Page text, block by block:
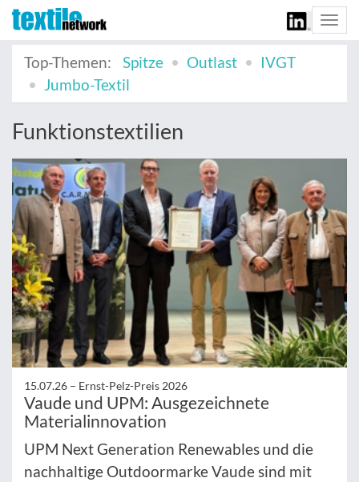
Top-Themen:
Spitze Outlast
IVGT
Jumbo-Textil
Funktionstextilien
15.07.26 – Ernst-Pelz-Preis 2026
Vaude und UPM: Ausgezeichnete
Materialinnovation
UPM Next Generation Renewables und die
nachhaltige Outdoormarke Vaude sind mit